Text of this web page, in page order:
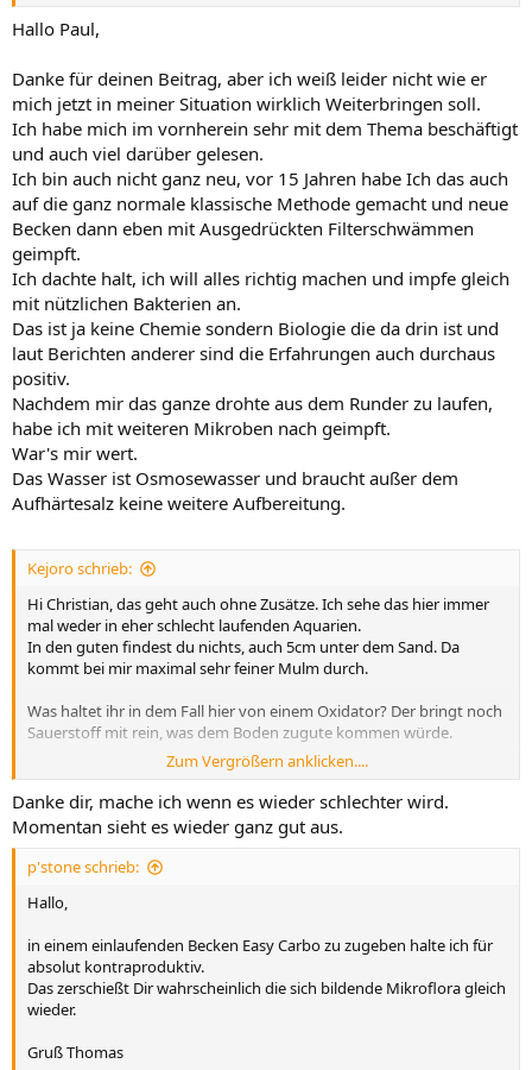
Meißte echt nur was Profis, aber die Grundlagen stimmen überall.
Wasser drauf , fertig. Dann geschmeidig erstmal wenigstens 2
Monate bei 6 Stunden Licht am Tag laufen lassen. Wasserwechsel
reicht alle 2 Wochen so 20 %. Nun kann man anfangen zu messen
und zu schauen wo man steht. Lichtzeit langsam erhöhen ,magere
Düngung anfangen, Schnecken rein und weiter laufen lassen. Nach
3 Monaten wenn alles passt können dann langsam so nach und
nach die Fische rein. So fahre ich seit Jahren meine Becken ein und
die sind in der Regel so stabil , das ich schon nach kurzer Zeit auf
Altwasser umsteige. Natürlich ist die Filterung ein wichtiger Faktor ,
aber das würde den Rahmen hier sprengen. Meine Botschaft zu
diesem Thema heisst , kippt euch nicht so einen Dreck ins Becken
nur weil es Andere sagen oder auf der Flasche steht das es super ist.
mfg. Paul
Hallo Paul,
Danke für deinen Beitrag, aber ich weiß leider nicht wie er
mich jetzt in meiner Situation wirklich Weiterbringen soll.
Ich habe mich im vornherein sehr mit dem Thema beschäftigt
und auch viel darüber gelesen.
Ich bin auch nicht ganz neu, vor 15 Jahren habe Ich das auch
auf die ganz normale klassische Methode gemacht und neue
Becken dann eben mit Ausgedrückten Filterschwämmen
geimpft.
Ich dachte halt, ich will alles richtig machen und impfe gleich
mit nützlichen Bakterien an.
Das ist ja keine Chemie sondern Biologie die da drin ist und
laut Berichten anderer sind die Erfahrungen auch durchaus
positiv.
Nachdem mir das ganze drohte aus dem Runder zu laufen,
habe ich mit weiteren Mikroben nach geimpft.
War's mir wert.
Das Wasser ist Osmosewasser und braucht außer dem
Aufhärtesalz keine weitere Aufbereitung.
Kejoro schrieb:
Hi Christian, das geht auch ohne Zusätze. Ich sehe das hier immer
mal weder in eher schlecht laufenden Aquarien.
In den guten findest du nichts, auch 5cm unter dem Sand. Da
kommt bei mir maximal sehr feiner Mulm durch.
Was haltet ihr in dem Fall hier von einem Oxidator? Der bringt noch
Sauerstoff mit rein, was dem Boden zugute kommen würde.
@BalfaTierbitte den Fragebogen kopieren, ausfüllen und hier
reinsetzen.
Thema 'Probleme? Hier der Fragebogen dazu!'
15 Dezember 2020
sorgfältigen Beantwortung des Fragebogens! Die sonst üblichen
ermüdenden und unübersichtlichen Frage&Antwort-Runden sollen
damit vermieden werden! Beliebte Antworten wie "Filtermaterial =
standard" ist was für Hellseher!
den Fragebogen und beschreibe die unklare Frage im nächsten Post.
Zum Vergrößern anklicken....
Danke dir, mache ich wenn es wieder schlechter wird.
Momentan sieht es wieder ganz gut aus.
p'stone schrieb:
Hallo,
in einem einlaufenden Becken Easy Carbo zu zugeben halte ich für
absolut kontraproduktiv.
Das zerschießt Dir wahrscheinlich die sich bildende Mikroflora gleich
wieder.
Gruß Thomas